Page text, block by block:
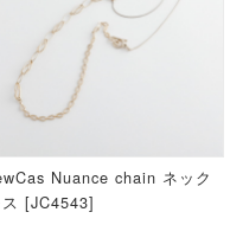
Nuance chain ネック
ス [JC4543]